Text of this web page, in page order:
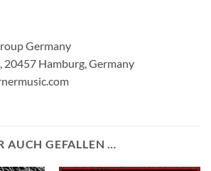
Germany
Hamburg, Germany
AUCH GEFALLEN …